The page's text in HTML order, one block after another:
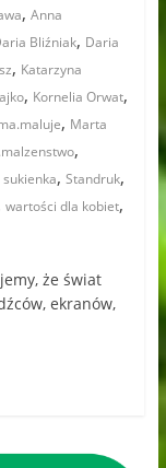
, Anna
Bliźniak, Daria
, Katarzyna
, Kornelia Orwat,
, Marta
,
, Standruk,
wartości dla kobiet,
że świat
ekranów,